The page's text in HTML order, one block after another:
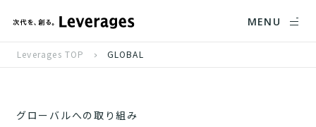
MENU
Leverages TOP GLOBAL
グローバルへの取り組み